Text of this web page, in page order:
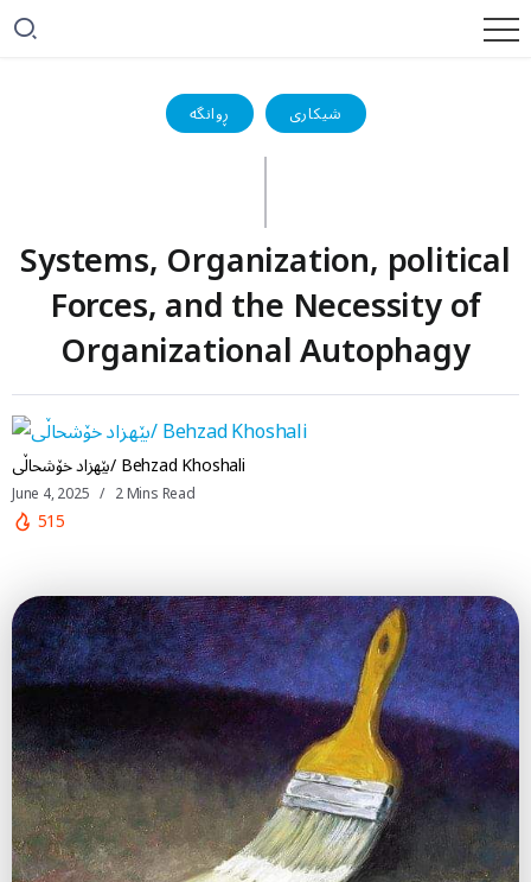
ڕوانگە شیکاری
Systems, Organization, political
Forces, and the Necessity of
Organizational Autophagy
بێهزاد خۆشحاڵی/ Behzad Khoshali
June 4, 2025 2 Mins Read
515